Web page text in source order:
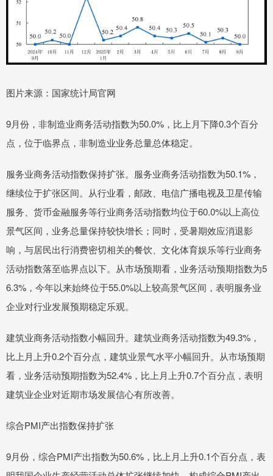
图片来源：国家统计局官网
9月份，非制造业商务活动指数为50.0%，比上月下降0.3个百分
点，位于临界点，非制造业业务总量总体稳定。
服务业商务活动指数保持扩张。服务业商务活动指数为50.1%，
继续位于扩张区间。从行业看，邮政、电信广播电视及卫星传输
服务、货币金融服务等行业商务活动指数均位于60.0%以上高位
景气区间，业务总量保持较快增长；同时，受暑期效应消退影
响，与居民出行消费密切相关的餐饮、文化体育娱乐等行业商务
活动指数落至临界点以下。从市场预期看，业务活动预期指数为5
6.3%，今年以来始终位于55.0%以上较高景气区间，表明服务业
企业对行业发展预期稳定乐观。
建筑业商务活动指数小幅回升。建筑业商务活动指数为49.3%，
比上月上升0.2个百分点，建筑业景气水平小幅回升。从市场预期
看，业务活动预期指数为52.4%，比上月上升0.7个百分点，表明
建筑业企业对近期市场发展信心有所改善。
综合PMI产出指数保持扩张
9月份，综合PMI产出指数为50.6%，比上月上升0.1个百分点，表